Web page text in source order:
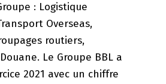
: Logistique
Overseas,
routiers,
Le Groupe BBL a
2021 avec un chiffre